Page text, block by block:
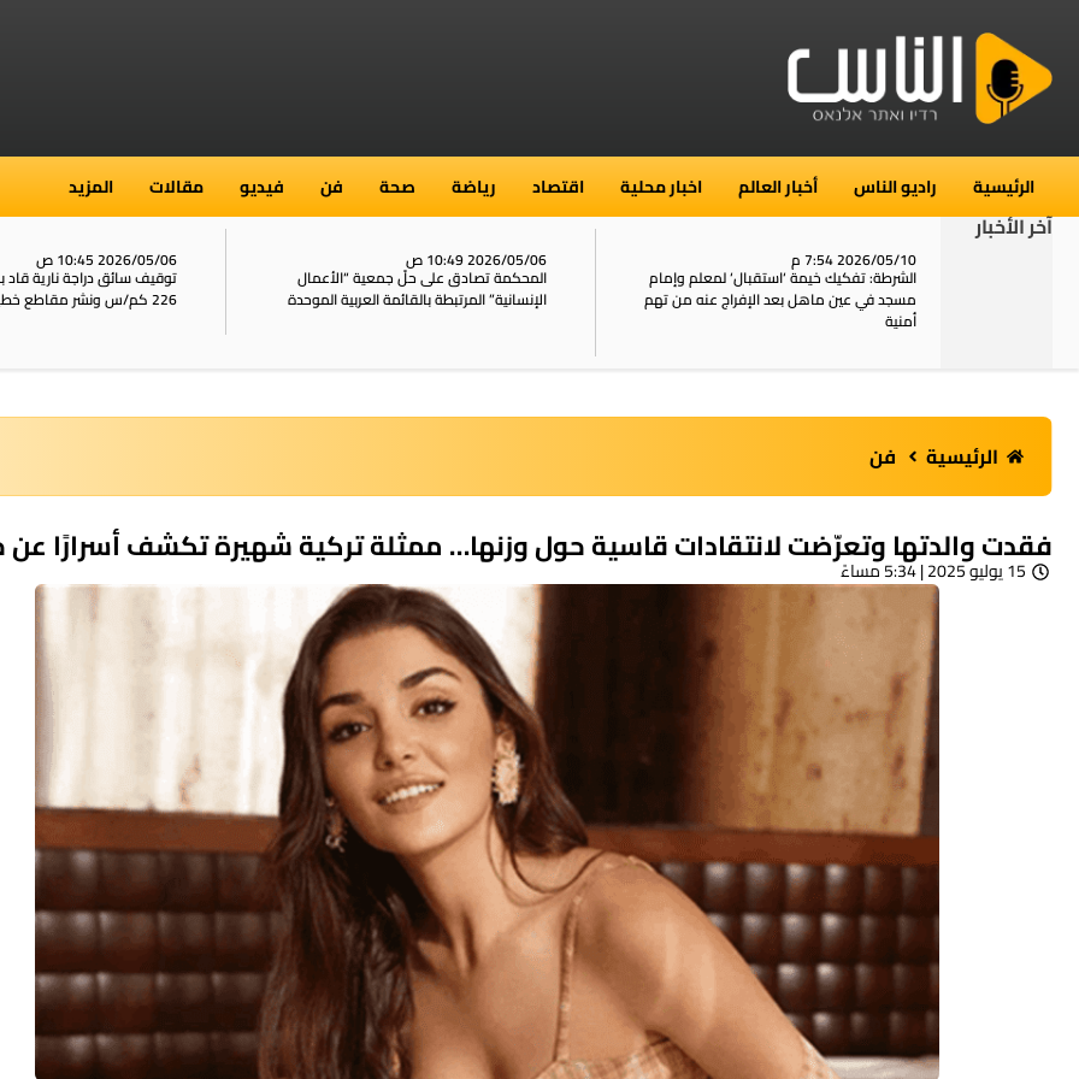
الرئيسية راديو الناس أخبار العالم اخبار محلية اقتصاد رياضة صحة فن فيديو مقالات المزيد
آخر الأخبار
2026/05/10 7:54 م
الشرطة: تفكيك خيمة ‘استقبال‘ لمعلم وإمام
مسجد في عين ماهل بعد الإفراج عنه من تهم
أمنية
2026/05/06 10:49 ص
المحكمة تصادق على حلّ جمعية “الأعمال
الإنسانية” المرتبطة بالقائمة العربية الموحدة
2026/05/06 10:45 ص
توقيف سائق دراجة نارية
226 كم/س ونشر مقاطع خطيرة على الشبكات
الرئيسية فن
فقدت والدتها وتعرّضت لانتقادات قاسية حول وزنها… ممثلة تركية شهيرة تكشف أسرارًا عن
15 يوليو 2025 | 5:34 مساءً